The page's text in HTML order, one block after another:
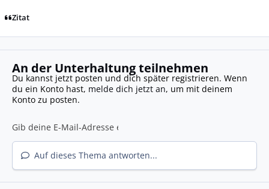
Zitat
An der Unterhaltung teilnehmen
Du kannst jetzt posten und dich später registrieren. Wenn
du ein Konto hast, melde dich jetzt an, um mit deinem
Konto zu posten.
Auf dieses Thema antworten...